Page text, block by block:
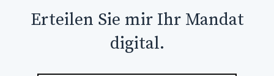
Erteilen Sie mir Ihr Mandat
digital.